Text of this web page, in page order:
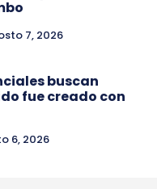
7, 2026
buscan
fue creado con
6, 2026